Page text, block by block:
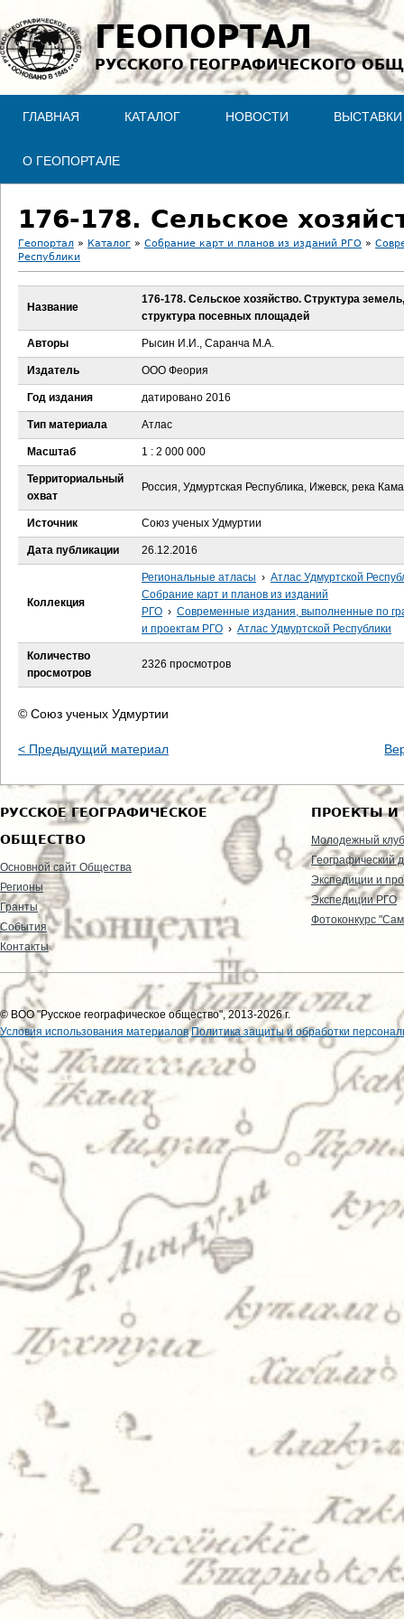
Jump to navigation
ГЕОПОРТАЛ
РУССКОГО ГЕОГРАФИЧЕСКОГО
ГЛАВНАЯ КАТАЛОГ НОВОСТИ ВЫСТАВКИ
О ГЕОПОРТАЛЕ
В
ы
д
е
с
Геопортал » Каталог » Собрание карт и планов из изданий РГО »
Республики
Название
176-178. Сельское хозяйство. Структура земель,
структура посевных площадей
Авторы Рысин И.И., Саранча М.А.
Издатель ООО Феория
Год издания датировано 2016
Тип материала Атлас
Масштаб 1 : 2 000 000
Территориальный
охват
Россия, Удмуртская Республика, Ижевск, река Кама
Источник Союз ученых Удмуртии
Дата публикации 26.12.2016
Коллекция
Региональные атласы › Атлас Удмуртской
Собрание карт и планов из изданий
РГО › Современные издания, выполненные по
и проектам РГО › Атлас Удмуртской Республики
Количество
просмотров
2326 просмотров
© Союз ученых Удмуртии
< Предыдущий материал
РУССКОЕ ГЕОГРАФИЧЕСКОЕ
ОБЩЕСТВО
Основной сайт Общества
Регионы
Гранты
События
Контакты
ПРОЕКТЫ И
Молодежный клуб
Географический
Экспедиции и
Экспедиции РГО
Фотоконкурс
© ВОО "Русское географическое общество", 2013-2026 г.
Условия использования материалов Политика защиты и обработки